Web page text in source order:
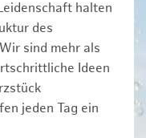
halten
des
sind mehr als
Ideen
jeden Tag ein